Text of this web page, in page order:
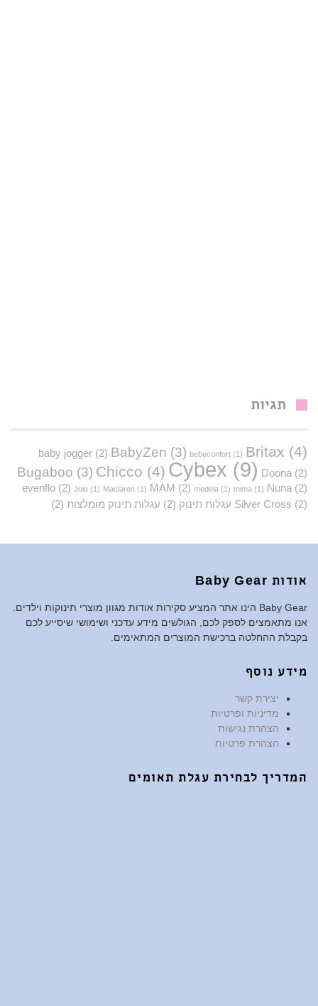
תגיות
baby jogger (2) BabyZen (3) bebeconfort (1) Britax (4)
Bugaboo (3) Chicco (4) Cybex (9) Doona (2)
evenflo (2) Joie (1) Maclaren (1) MAM (2) medela (1) mima (1) Nuna (2)
Silver Cross (2) עגלות תינוק (2) עגלות תינוק מומלצות (2)
אודות Baby Gear
Baby Gear הינו אתר המציע סקירות אודות מגוון מוצרי תינוקות וילדים.
אנו מתאמצים לספק לכם, הגולשים מידע עדכני ושימושי שיסייע לכם
בקבלת ההחלטה ברכישת המוצרים המתאימים.
מידע נוסף
יצירת קשר
מדיניות ופרטיות
הצהרת נגישות
הצהרת פרטיות
המדריך לבחירת עגלת תאומים